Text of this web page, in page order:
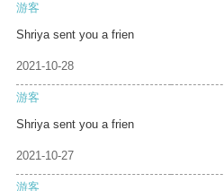
游客
Shriya sent you a frien
2021-10-28
游客
Shriya sent you a frien
2021-10-27
游客